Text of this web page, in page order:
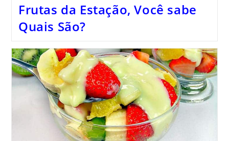
Frutas da Estação, Você sabe
Quais São?